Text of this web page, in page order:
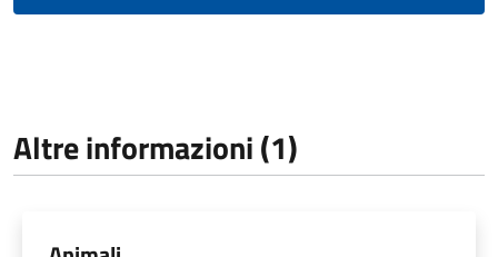
Altre informazioni (1)